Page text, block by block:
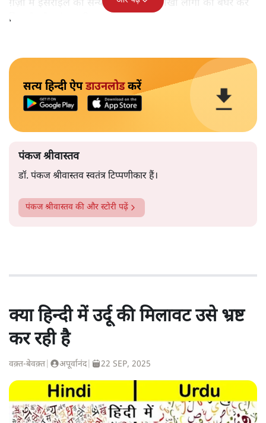
ग़ज़ा में इसराइल की सैन्य कार्रवाइयों ने लाखों लोगों को बेघर कर
दिया है और अंतरराष्ट्रीय दबाव बढ़ रहा है।
सत्य हिन्दी ऐपडाउनलोडकरें
पंकज श्रीवास्तव
डॉ. पंकज श्रीवास्तव स्वतंत्र टिप्पणीकार हैं।
पंकज श्रीवास्तव की और स्टोरी पढ़ें
क्या हिन्दी में उर्दू की मिलावट उसे भ्रष्ट
कर रही है
वक़्त-बेवक़्त अपूर्वानंद| 22 SEP, 2025